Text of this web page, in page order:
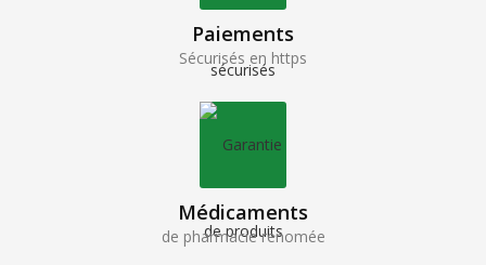
Paiements
Sécurisés en https
Médicaments
de pharmacie renomée